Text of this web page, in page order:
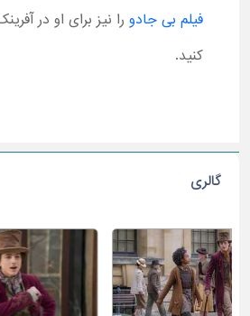
فیلم بی جادو را نیز برای او در
کنید.
گالری